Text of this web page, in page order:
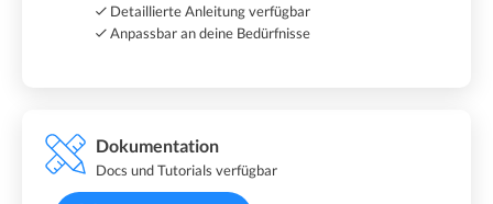
Detaillierte Anleitung verfügbar
Anpassbar an deine Bedürfnisse
Dokumentation
Docs und Tutorials verfügbar